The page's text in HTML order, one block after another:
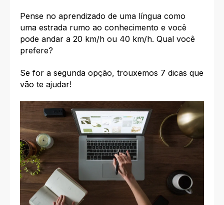
Pense no aprendizado de uma língua como
uma estrada rumo ao conhecimento e você
pode andar a 20 km/h ou 40 km/h. Qual você
prefere?
Se for a segunda opção, trouxemos 7 dicas que
vão te ajudar!